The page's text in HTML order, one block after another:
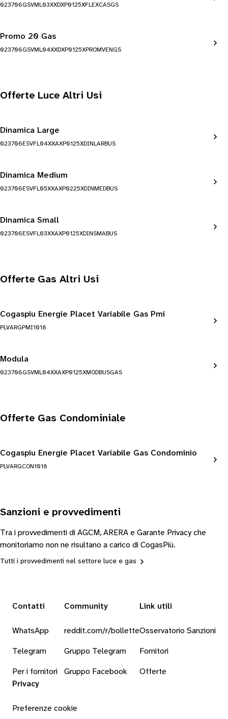
023706GSVML03XXDXP0125XFLEXCASGS
Promo 20 Gas
023706GSVML04XXDXP0125XPROMVENGS
Offerte Luce Altri Usi
Dinamica Large
023706ESVFL04XXAXP0125XDINLARBUS
Dinamica Medium
023706ESVFL05XXAXP0225XDINMEDBUS
Dinamica Small
023706ESVFL03XXAXP0125XDINSMABUS
Offerte Gas Altri Usi
Cogaspiu Energie Placet Variabile Gas Pmi
PLVARGPMI1018
Modula
023706GSVML04XXAXP0125XMODBUSGAS
Offerte Gas Condominiale
Cogaspiu Energie Placet Variabile Gas Condominio
PLVARGCON1018
Sanzioni e provvedimenti
Tra i provvedimenti di AGCM, ARERA e Garante Privacy che
monitoriamo non ne risultano a carico di CogasPiù.
Tutti i provvedimenti nel settore luce e gas
Contatti
WhatsApp
Telegram
Per i fornitori
Community
reddit.com/r/bollette
Gruppo Telegram
Gruppo Facebook
Link utili
Osservatorio Sanzioni
Fornitori
Offerte
Privacy
Preferenze cookie